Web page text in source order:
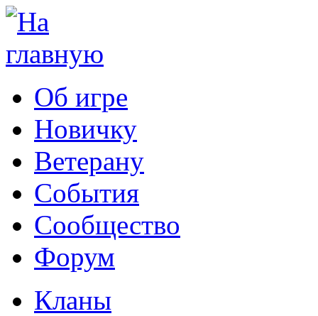
Об игре
Новичку
Ветерану
События
Сообщество
Форум
Кланы